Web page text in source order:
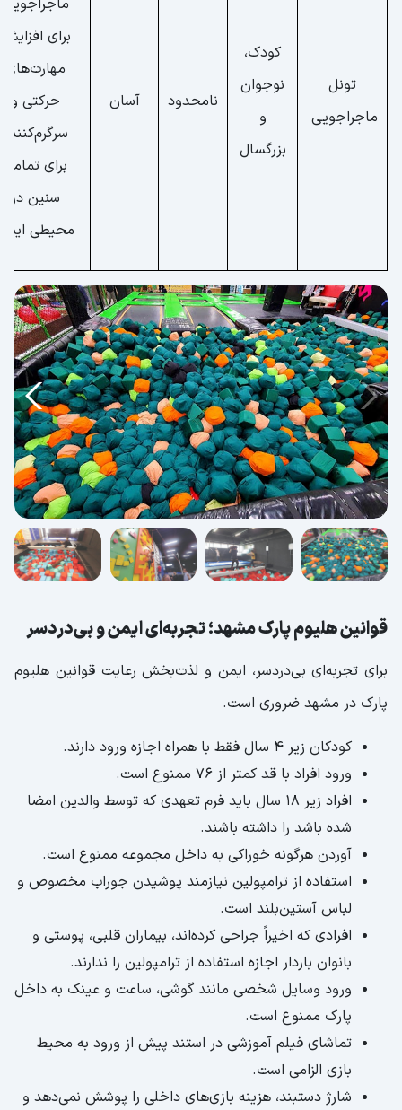
تونل
ماجراجویی
کودک،
نوجوان
و
بزرگسال
نامحدود آسان
ماجراجویی
برای افزایش
مهارت‌های
حرکتی و
سرگرم‌کننده
برای تمامی
سنین در
محیطی
قوانین هلیوم پارک مشهد؛ تجربه‌ای ایمن و بی‌دردسر
برای تجربه‌ای بی‌دردسر، ایمن و لذت‌بخش رعایت قوانین هلیوم
پارک در مشهد ضروری است.
کودکان زیر ۴ سال فقط با همراه اجازه ورود دارند.
ورود افراد با قد کمتر از ۷۶ ممنوع است.
افراد زیر ۱۸ سال باید فرم تعهدی که توسط والدین امضا
شده باشد را داشته باشند.
آوردن هرگونه خوراکی به داخل مجموعه ممنوع است.
استفاده از ترامپولین نیازمند پوشیدن جوراب مخصوص و
لباس آستین‌بلند است.
افرادی که اخیراً جراحی کرده‌‌اند، بیماران قلبی، پوستی و
بانوان باردار اجازه استفاده از ترامپولین را ندارند.
ورود وسایل شخصی مانند گوشی، ساعت و عینک به داخل
پارک ممنوع است.
تماشای فیلم آموزشی در استند پیش از ورود به محیط
بازی الزامی است.
شارژ دستبند، هزینه‌ بازی‌های داخلی را پوشش نمی‌دهد و